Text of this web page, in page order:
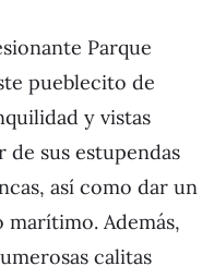
Parque
pueblecito de
y vistas
de sus estupendas
así como dar un
marítimo. Además,
calitas